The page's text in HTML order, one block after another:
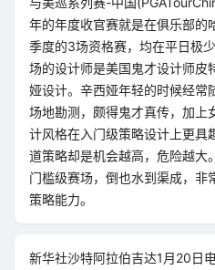
年的年度收官赛就是在俱乐部的
季度的3场资格赛，均在平日极
场的设计师是美国鬼才设计师皮
娅设计。辛西娅年轻的时候经常
场地勘测，颇得鬼才真传，加上
计风格在入门级策略设计上更具
道策略却是机会越高，危险越大
门槛级赛场，倒也水到渠成，非
策略能力。
新华社沙特阿拉伯吉达1月20日